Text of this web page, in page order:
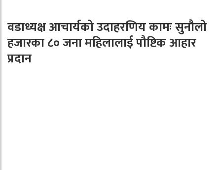
वडाध्यक्ष आचार्यको उदाहरणिय कामः सुनौलो
हजारका ८० जना महिलालाई पौष्टिक आहार
प्रदान